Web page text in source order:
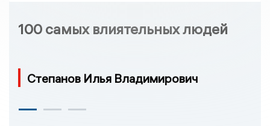
100 самых влиятельных людей
Степанов Илья Владимирович